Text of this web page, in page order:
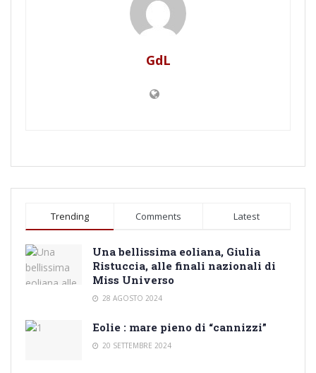
GdL
Trending Comments Latest
Una bellissima eoliana, Giulia
Ristuccia, alle finali nazionali di
Miss Universo
28 AGOSTO 2024
Eolie : mare pieno di “cannizzi”
20 SETTEMBRE 2024